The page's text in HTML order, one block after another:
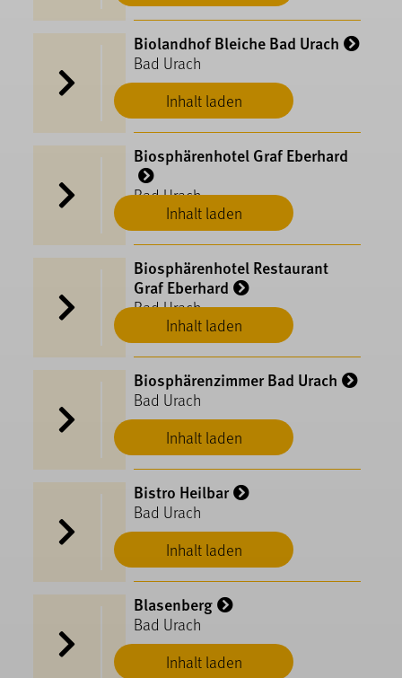
Inhalt laden
Biolandhof Bleiche Bad Urach
Bad Urach
Inhalt laden
Biosphärenhotel Graf Eberhard
Bad Urach
Inhalt laden
Biosphärenhotel Restaurant
Graf Eberhard
Bad Urach
Inhalt laden
Biosphärenzimmer Bad Urach
Bad Urach
Inhalt laden
Bistro Heilbar
Bad Urach
Inhalt laden
Blasenberg
Bad Urach